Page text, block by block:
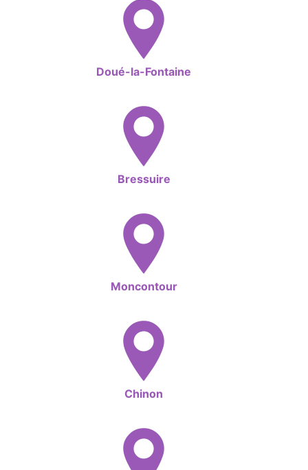
Doué-la-Fontaine
Bressuire
Moncontour
Chinon